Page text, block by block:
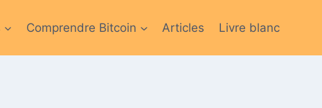
Comprendre Bitcoin Articles Livre blanc